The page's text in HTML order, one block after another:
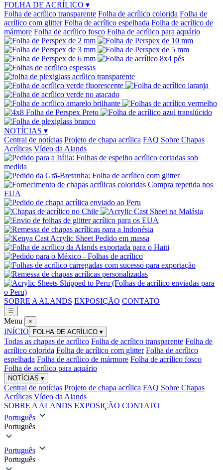
FOLHA DE ACRÍLICO ▾
Folha de acrílico transparente Folha de acrílico colorida Folha de
acrílico com glitter Folha de acrílico espelhada Folha de acrílico de
mármore Folha de acrílico fosco Folha de acrílico para aquário
NOTÍCIAS ▾
Central de notícias Projeto de chapa acrílica FAQ Sobre Chapas
Acrílicas Vídeo da Alands
SOBRE A ALANDS EXPOSIÇÃO CONTATO
☰
Menu ×
INÍCIO FOLHA DE ACRÍLICO ▾
Todas as chapas de acrílico Folha de acrílico transparente Folha de
acrílico colorida Folha de acrílico com glitter Folha de acrílico
espelhada Folha de acrílico de mármore Folha de acrílico fosco
Folha de acrílico para aquário
NOTÍCIAS ▾
Central de notícias Projeto de chapa acrílica FAQ Sobre Chapas
Acrílicas Vídeo da Alands
SOBRE A ALANDS EXPOSIÇÃO CONTATO
Português
Português
Português
Português